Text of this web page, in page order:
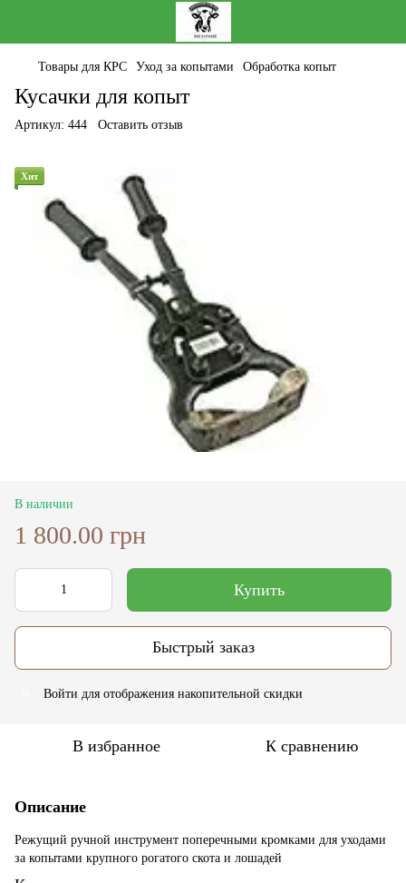
Товары для КРС Уход за копытами Обработка копыт
Кусачки для копыт
Артикул: 444 Оставить отзыв
Хит
В наличии
1 800.00 грн
Купить
Быстрый заказ
Войти для отображения накопительной скидки
В избранное К сравнению
Описание
Режущий ручной инструмент поперечными кромками для уходами
за копытами крупного рогатого скота и лошадей